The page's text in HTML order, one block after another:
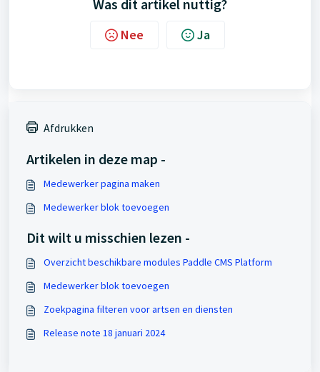
Was dit artikel nuttig?
Nee Ja
Afdrukken
Artikelen in deze map -
Medewerker pagina maken
Medewerker blok toevoegen
Dit wilt u misschien lezen -
Overzicht beschikbare modules Paddle CMS Platform
Medewerker blok toevoegen
Zoekpagina filteren voor artsen en diensten
Release note 18 januari 2024